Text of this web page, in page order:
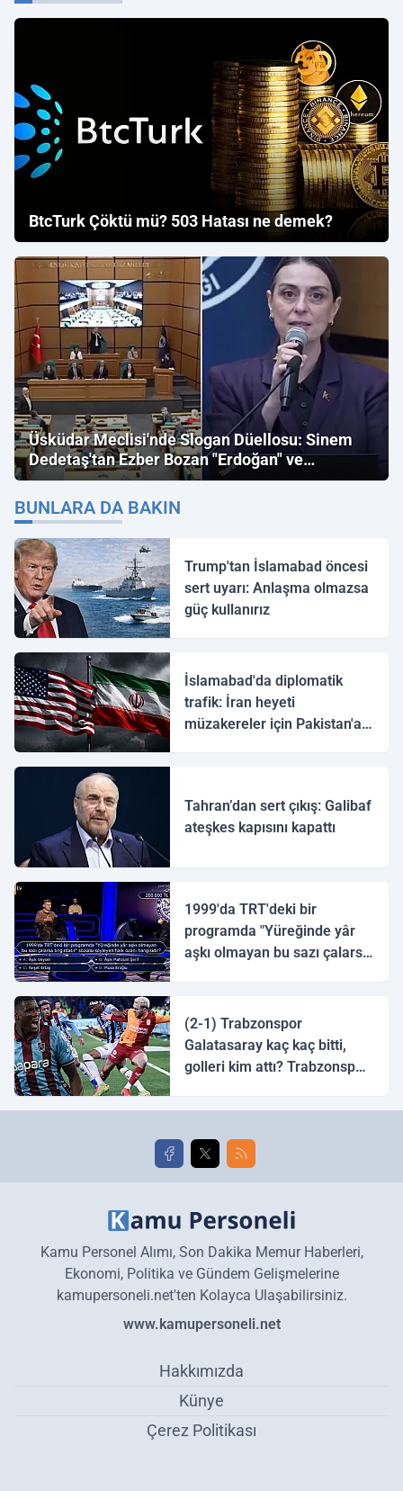
BtcTurk Çöktü mü? 503 Hatası ne demek?
Üsküdar Meclisi'nde Slogan Düellosu: Sinem
Dedetaş'tan Ezber Bozan "Erdoğan" ve
"İmamoğlu" Çıkışı!
BUNLARA DA BAKIN
Trump'tan İslamabad öncesi
sert uyarı: Anlaşma olmazsa
güç kullanırız
İslamabad'da diplomatik
trafik: İran heyeti
müzakereler için Pakistan'a
Tahran’dan sert çıkış: Galibaf
ateşkes kapısını kapattı
1999'da TRT'deki bir
programda "Yüreğinde yâr
aşkı olmayan bu sazı çalarsa
(2-1) Trabzonspor
Galatasaray kaç kaç bitti,
golleri kim attı? Trabzonspor
golleri!
Kamu Personel Alımı, Son Dakika Memur Haberleri,
Ekonomi, Politika ve Gündem Gelişmelerine
kamupersoneli.net'ten Kolayca Ulaşabilirsiniz.
www.kamupersoneli.net
Hakkımızda
Künye
Çerez Politikası